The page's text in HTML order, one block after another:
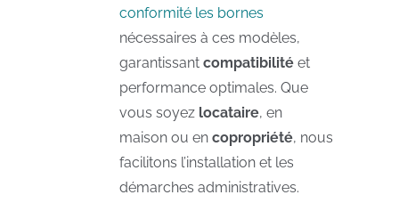
conformité les bornes
nécessaires à ces modèles,
garantissant compatibilité et
performance optimales. Que
vous soyez locataire, en
maison ou en copropriété, nous
facilitons l’installation et les
démarches administratives.